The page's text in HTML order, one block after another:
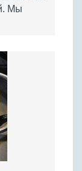
Мы